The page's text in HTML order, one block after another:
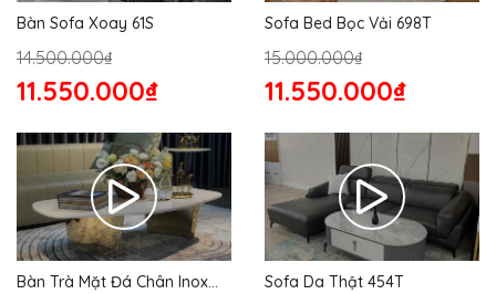
Bàn Sofa Xoay 61S
14.500.000₫
11.550.000₫
Sofa Bed Bọc Vải 698T
15.000.000₫
11.550.000₫
Bàn Trà Mặt Đá Chân Inox
Sofa Da Thật 454T